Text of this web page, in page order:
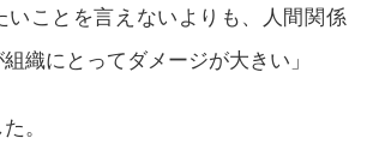
いことを言えないよりも、人間関係
織にとってダメージが大きい」
。